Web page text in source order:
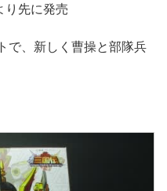
り先に発売
で、新しく曹操と部隊兵